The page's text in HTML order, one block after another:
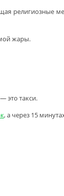
религиозные
жары.
это такси.
, а через 15